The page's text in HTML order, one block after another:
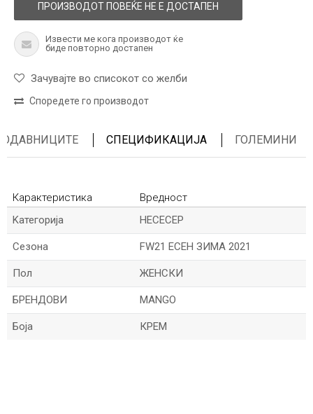
ПРОИЗВОДОТ ПОВЕЌЕ НЕ Е ДОСТАПЕН
Извести ме кога производот ќе
биде повторно достапен
Зачувајте во списокот со желби
Споредете го производот
СПЕЦИФИКАЦИЈА ГОЛЕМИНИ
Карактеристика
Вредност
Kатегорија
НЕСЕСЕР
Сезона FW21 ЕСЕН ЗИМА 2021
Пол ЖЕНСКИ
БРЕНДОВИ MANGO
Боја КРЕМ